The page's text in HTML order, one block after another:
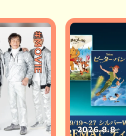
#MOVIE
2026.8.8